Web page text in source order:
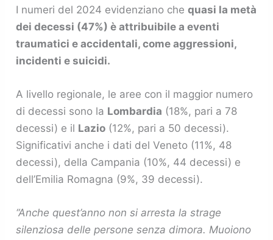
I numeri del 2024 evidenziano chequasi la metà
dei decessi (47%) è attribuibile a eventi
traumatici e accidentali, come aggressioni,
incidenti e suicidi.
A livello regionale, le aree con il maggior numero
di decessi sono la Lombardia (18%, pari a 78
decessi) e il Lazio (12%, pari a 50 decessi).
Significativi anche i dati del Veneto (11%, 48
decessi), della Campania (10%, 44 decessi) e
dell’Emilia Romagna (9%, 39 decessi).
“Anche quest’anno non si arresta la strage
silenziosa delle persone senza dimora. Muoiono